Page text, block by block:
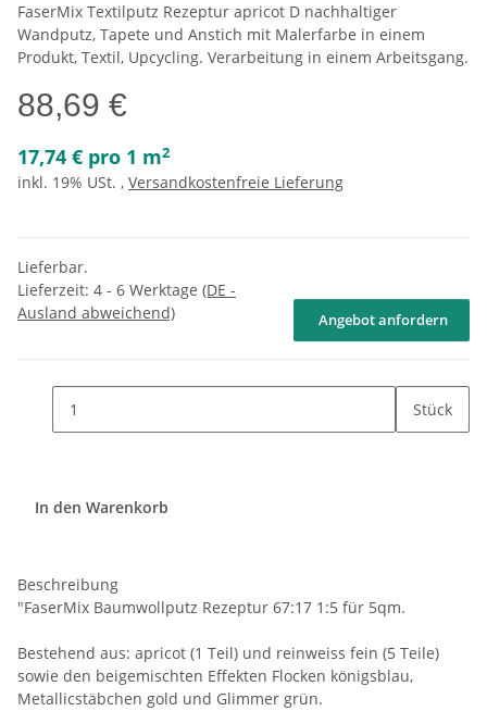
FaserMix Textilputz Rezeptur apricot D nachhaltiger
Wandputz, Tapete und Anstich mit Malerfarbe in einem
Produkt, Textil, Upcycling. Verarbeitung in einem Arbeitsgang.
88,69 €
17,74 € pro 1 m2
inkl. 19% USt. , Versandkostenfreie Lieferung
Lieferbar.
Lieferzeit: 4 - 6 Werktage (DE -
Ausland abweichend)
Angebot anfordern
Stück
In den Warenkorb
Beschreibung
"FaserMix Baumwollputz Rezeptur 67:17 1:5 für 5qm.
Bestehend aus: apricot (1 Teil) und reinweiss fein (5 Teile)
sowie den beigemischten Effekten Flocken königsblau,
Metallicstäbchen gold und Glimmer grün.